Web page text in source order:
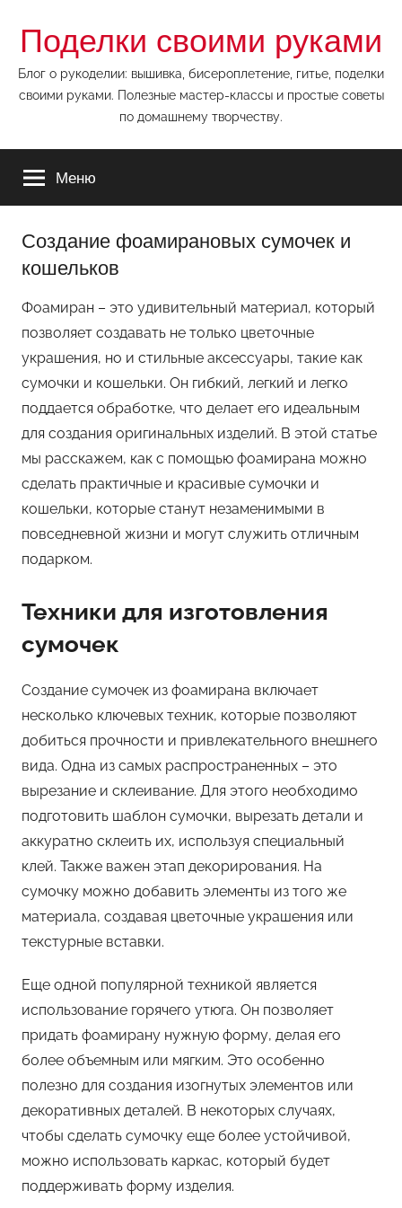
содержимому
Поделки своими руками
Блог о рукоделии: вышивка, бисероплетение, гитье, поделки
своими руками. Полезные мастер-классы и простые советы
по домашнему творчеству.
Меню
Создание фоамирановых сумочек и
кошельков
Фоамиран – это удивительный материал, который
позволяет создавать не только цветочные
украшения, но и стильные аксессуары, такие как
сумочки и кошельки. Он гибкий, легкий и легко
поддается обработке, что делает его идеальным
для создания оригинальных изделий. В этой статье
мы расскажем, как с помощью фоамирана можно
сделать практичные и красивые сумочки и
кошельки, которые станут незаменимыми в
повседневной жизни и могут служить отличным
подарком.
Техники для изготовления
сумочек
Создание сумочек из фоамирана включает
несколько ключевых техник, которые позволяют
добиться прочности и привлекательного внешнего
вида. Одна из самых распространенных – это
вырезание и склеивание. Для этого необходимо
подготовить шаблон сумочки, вырезать детали и
аккуратно склеить их, используя специальный
клей. Также важен этап декорирования. На
сумочку можно добавить элементы из того же
материала, создавая цветочные украшения или
текстурные вставки.
Еще одной популярной техникой является
использование горячего утюга. Он позволяет
придать фоамирану нужную форму, делая его
более объемным или мягким. Это особенно
полезно для создания изогнутых элементов или
декоративных деталей. В некоторых случаях,
чтобы сделать сумочку еще более устойчивой,
можно использовать каркас, который будет
поддерживать форму изделия.